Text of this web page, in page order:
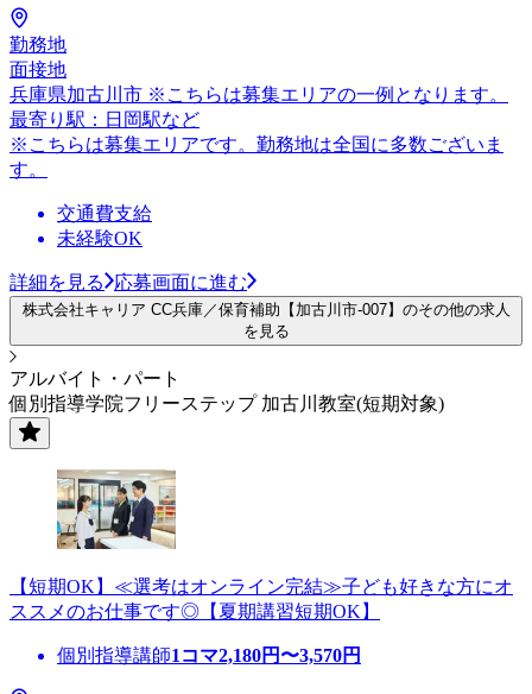
勤務地
面接地
兵庫県加古川市 ※こちらは募集エリアの一例となります。
最寄り駅：日岡駅など
※こちらは募集エリアです。勤務地は全国に多数ございま
す。
交通費支給
未経験OK
詳細を見る 応募画面に進む
株式会社キャリア CC兵庫／保育補助【加古川市-007】のその他の求人
を見る
アルバイト・パート
個別指導学院フリーステップ 加古川教室(短期対象)
【短期OK】≪選考はオンライン完結≫子ども好きな方にオ
ススメのお仕事です◎【夏期講習短期OK】
個別指導講師1コマ2,180円〜3,570円